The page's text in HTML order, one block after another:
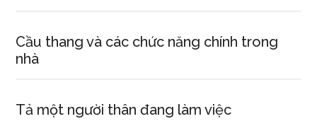
Cầu thang và các chức năng chính trong
nhà
Tả một người thân đang làm việc